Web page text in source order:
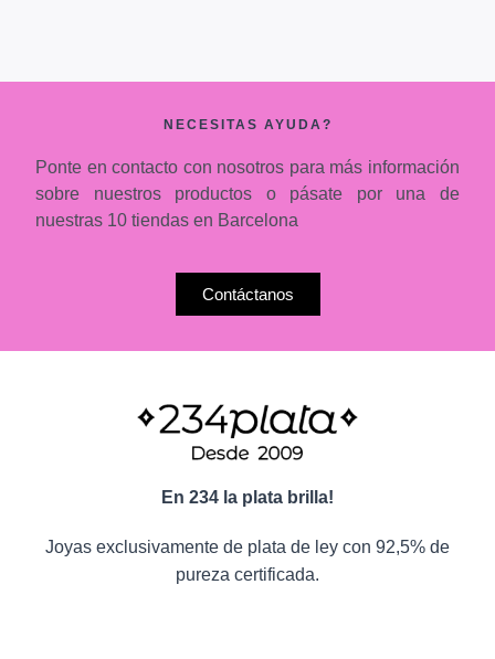
NECESITAS AYUDA?
Ponte en contacto con nosotros para más información
sobre nuestros productos o pásate por una de
nuestras 10 tiendas en Barcelona
Contáctanos
En 234 la plata brilla!
Joyas exclusivamente de plata de ley con 92,5% de
pureza certificada.